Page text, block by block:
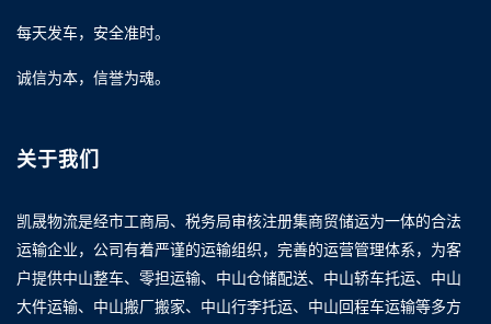
每天发车，安全准时。
诚信为本，信誉为魂。
关于我们
凯晟物流是经市工商局、税务局审核注册集商贸储运为一体的合法
运输企业，公司有着严谨的运输组织，完善的运营管理体系，为客
户提供中山整车、零担运输、中山仓储配送、中山轿车托运、中山
大件运输、中山搬厂搬家、中山行李托运、中山回程车运输等多方